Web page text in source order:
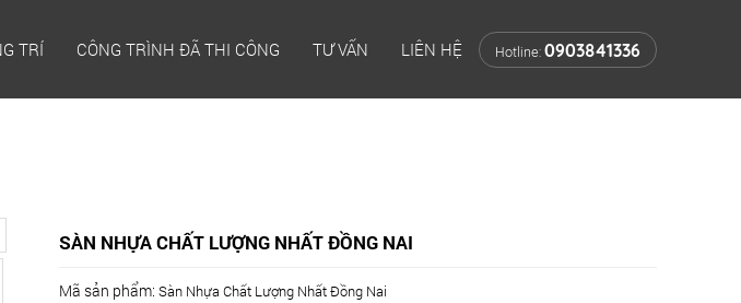
TRÍ CÔNG TRÌNH ĐÃ THI CÔNG TƯ VẤN LIÊN HỆ Hotline: 0903841336
SÀN NHỰA CHẤT LƯỢNG NHẤT ĐỒNG NAI
Mã sản phẩm: Sàn Nhựa Chất Lượng Nhất Đồng Nai